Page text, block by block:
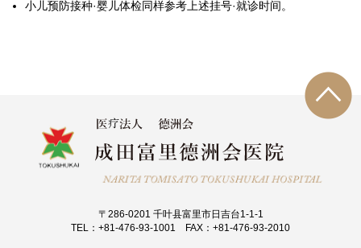
小儿预防接种·婴儿体检同样参考上述挂号·就诊时间。
〒286-0201 千叶县富里市日吉台1-1-1
TEL：+81-476-93-1001 FAX：+81-476-93-2010